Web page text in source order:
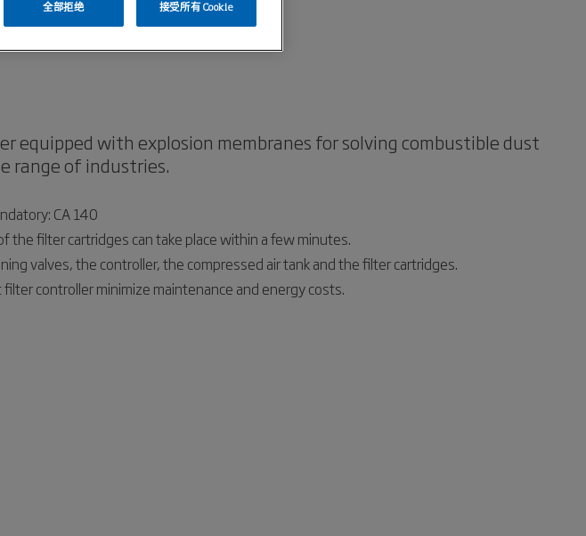
equipped with explosion membranes for solving combustible dust
range of industries.
CA 140
the filter cartridges can take place within a few minutes.
valves, the controller, the compressed air tank and the filter cartridges.
controller minimize maintenance and energy costs.
全部拒绝 接受所有 Cookie